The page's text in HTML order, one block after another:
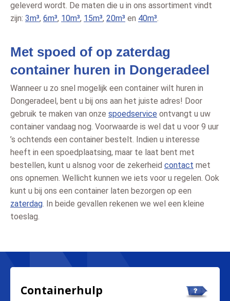
geleverd wordt. De maten die u in ons assortiment vindt
zijn: 3m³, 6m³, 10m³, 15m³, 20m³ en 40m³.
Met spoed of op zaterdag
container huren in Dongeradeel
Wanneer u zo snel mogelijk een container wilt huren in
Dongeradeel, bent u bij ons aan het juiste adres! Door
gebruik te maken van onze spoedservice ontvangt u uw
container vandaag nog. Voorwaarde is wel dat u voor 9 uur
’s ochtends een container bestelt. Indien u interesse
heeft in een spoedplaatsing, maar te laat bent met
bestellen, kunt u alsnog voor de zekerheid contact met
ons opnemen. Wellicht kunnen we iets voor u regelen. Ook
kunt u bij ons een container laten bezorgen op een
zaterdag. In beide gevallen rekenen we wel een kleine
toeslag.
Containerhulp